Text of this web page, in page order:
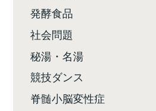
発酵食品
社会問題
秘湯・名湯
競技ダンス
脊髄小脳変性症